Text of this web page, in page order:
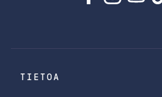
TIETOA